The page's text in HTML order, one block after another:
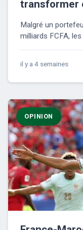
transformer
Malgré un
milliards FCFA,
il y a 4 semaines
OPINION